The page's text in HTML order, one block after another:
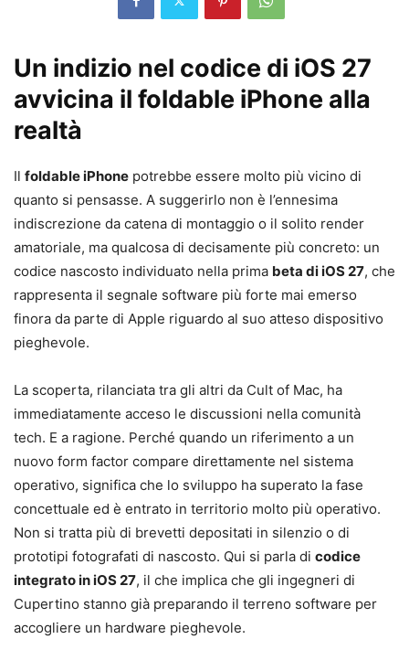
Un indizio nel codice di iOS 27
avvicina il foldable iPhone alla
realtà
Il foldable iPhone potrebbe essere molto più vicino di
quanto si pensasse. A suggerirlo non è l’ennesima
indiscrezione da catena di montaggio o il solito render
amatoriale, ma qualcosa di decisamente più concreto: un
codice nascosto individuato nella prima beta di iOS 27, che
rappresenta il segnale software più forte mai emerso
finora da parte di Apple riguardo al suo atteso dispositivo
pieghevole.
La scoperta, rilanciata tra gli altri da Cult of Mac, ha
immediatamente acceso le discussioni nella comunità
tech. E a ragione. Perché quando un riferimento a un
nuovo form factor compare direttamente nel sistema
operativo, significa che lo sviluppo ha superato la fase
concettuale ed è entrato in territorio molto più operativo.
Non si tratta più di brevetti depositati in silenzio o di
prototipi fotografati di nascosto. Qui si parla di codice
integrato in iOS 27, il che implica che gli ingegneri di
Cupertino stanno già preparando il terreno software per
accogliere un hardware pieghevole.